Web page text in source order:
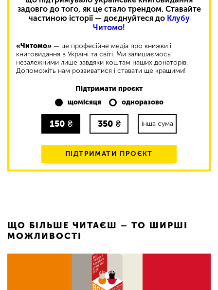
задовго до того, як це стало трендом. Ставайте
частиною історії — доєднуйтеся до Клубу
Читомо!
«Читомо» — це професійне медіа про книжки і
книговидання в Україні та світі. Ми залишаємось
незалежними лише завдяки коштам наших донаторів.
Допоможіть нам розвиватися і ставати ще кращими!
Підтримати проєкт
щомісяця
одноразово
150 ₴ 350 ₴ інша сума
ПІДТРИМАТИ ПРОЄКТ
ЩО БІЛЬШЕ ЧИТАЄШ – ТО ШИРШІ
МОЖЛИВОСТІ